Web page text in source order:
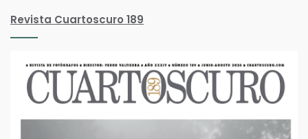
Revista Cuartoscuro 189